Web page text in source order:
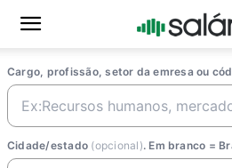
Cargo, profissão, setor da emresa ou
Cidade/estado (opcional). Em branco =